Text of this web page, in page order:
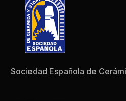
Sociedad Española de